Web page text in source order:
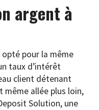
argent à
opté pour la même
taux d’intérêt
client détenant
même allée plus loin,
Solution, une